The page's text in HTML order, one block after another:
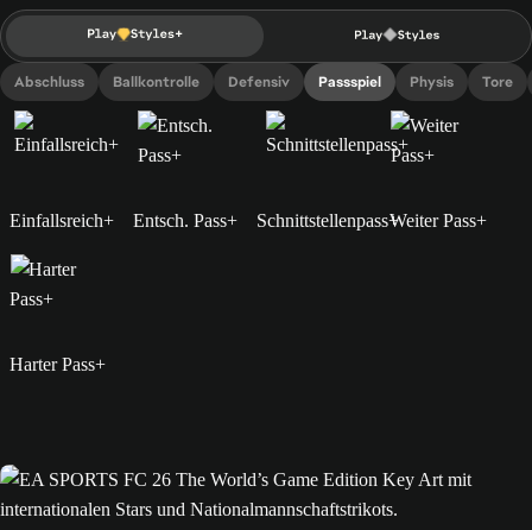
Abschluss Ballkontrolle Defensiv Passspiel Physis Tore
Einfallsreich+ Entsch. Pass+ Schnittstellenpass+Weiter Pass+
Harter Pass+